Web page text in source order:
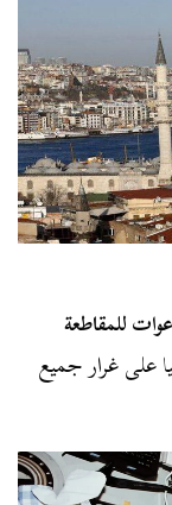
للمقاطعة
على غرار جميع